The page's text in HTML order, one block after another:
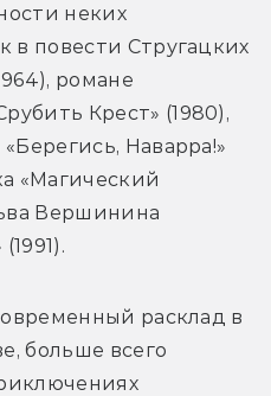
неких
в повести Стругацких
романе
Крест» (1980),
Наварра!»
«Магический
Вершинина
расклад в
больше всего